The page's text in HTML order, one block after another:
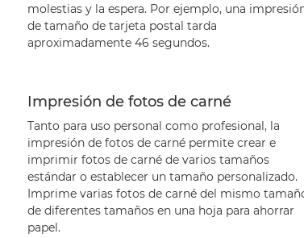
molestias y la espera. Por ejemplo, una
de tamaño de tarjeta postal tarda
aproximadamente 46 segundos.
Impresión de fotos de carné
Tanto para uso personal como profesional, la
impresión de fotos de carné permite crear e
imprimir fotos de carné de varios tamaños
estándar o establecer un tamaño personalizado.
Imprime varias fotos de carné del mismo
de diferentes tamaños en una hoja para ahorrar
papel.